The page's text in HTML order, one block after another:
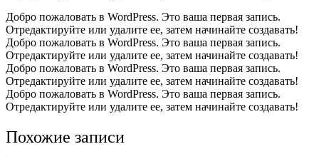
Добро пожаловать в WordPress. Это ваша первая запись.
Отредактируйте или удалите ее, затем начинайте создавать!
Добро пожаловать в WordPress. Это ваша первая запись.
Отредактируйте или удалите ее, затем начинайте создавать!
Добро пожаловать в WordPress. Это ваша первая запись.
Отредактируйте или удалите ее, затем начинайте создавать!
Добро пожаловать в WordPress. Это ваша первая запись.
Отредактируйте или удалите ее, затем начинайте создавать!
Похожие записи